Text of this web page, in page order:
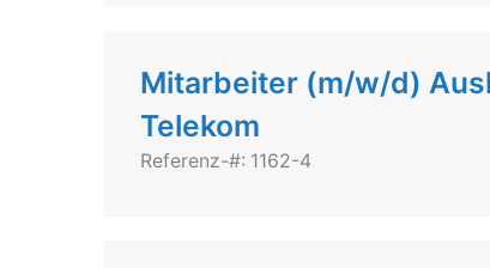
Mitarbeiter (m/w/d)
Telekom
Referenz-#: 1162-4